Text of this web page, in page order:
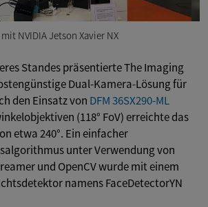
NVIDIA Jetson Xavier NX
Standes präsentierte The Imaging
Dual-Kamera-Lösung für
den Einsatz von DFM 36SX290-ML
(118° FoV) erreichte das
etwa 240°. Ein einfacher
unter Verwendung von
und OpenCV wurde mit einem
namens FaceDetectorYN